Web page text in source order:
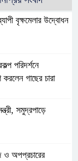
বৃক্ষমেলার উদ্বোধন
পরিদর্শনে
গাছের চারা
সমুদ্রপাড়ে
ও অপপ্রচারের